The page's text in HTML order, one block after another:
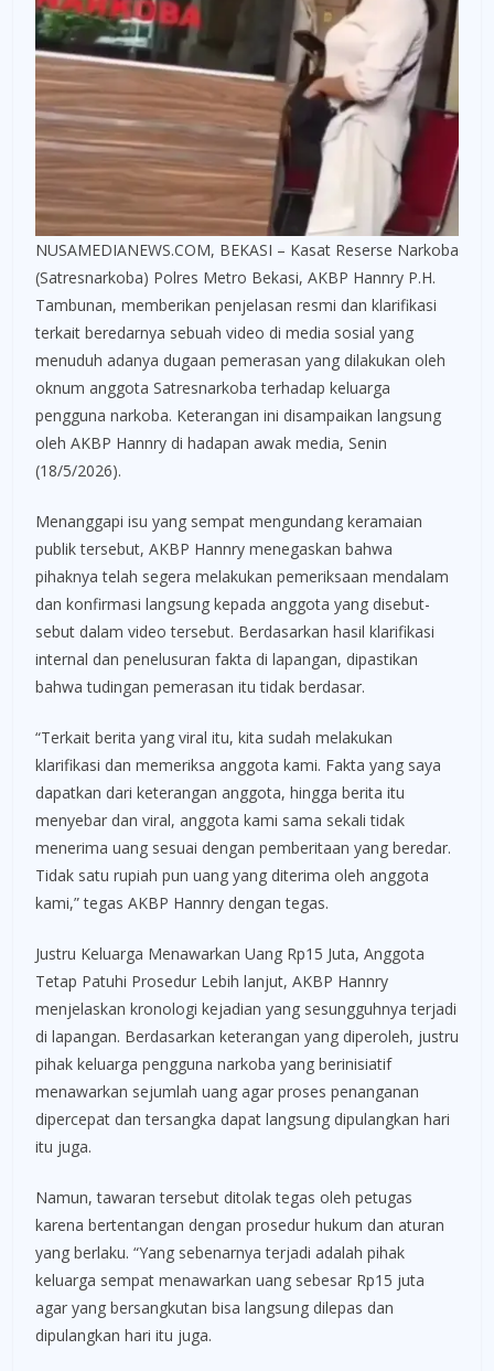
NUSAMEDIANEWS.COM, BEKASI – Kasat Reserse Narkoba
(Satresnarkoba) Polres Metro Bekasi, AKBP Hannry P.H.
Tambunan, memberikan penjelasan resmi dan klarifikasi
terkait beredarnya sebuah video di media sosial yang
menuduh adanya dugaan pemerasan yang dilakukan oleh
oknum anggota Satresnarkoba terhadap keluarga
pengguna narkoba. Keterangan ini disampaikan langsung
oleh AKBP Hannry di hadapan awak media, Senin
(18/5/2026).
Menanggapi isu yang sempat mengundang keramaian
publik tersebut, AKBP Hannry menegaskan bahwa
pihaknya telah segera melakukan pemeriksaan mendalam
dan konfirmasi langsung kepada anggota yang disebut-
sebut dalam video tersebut. Berdasarkan hasil klarifikasi
internal dan penelusuran fakta di lapangan, dipastikan
bahwa tudingan pemerasan itu tidak berdasar.
“Terkait berita yang viral itu, kita sudah melakukan
klarifikasi dan memeriksa anggota kami. Fakta yang saya
dapatkan dari keterangan anggota, hingga berita itu
menyebar dan viral, anggota kami sama sekali tidak
menerima uang sesuai dengan pemberitaan yang beredar.
Tidak satu rupiah pun uang yang diterima oleh anggota
kami,” tegas AKBP Hannry dengan tegas.
Justru Keluarga Menawarkan Uang Rp15 Juta, Anggota
Tetap Patuhi Prosedur Lebih lanjut, AKBP Hannry
menjelaskan kronologi kejadian yang sesungguhnya terjadi
di lapangan. Berdasarkan keterangan yang diperoleh, justru
pihak keluarga pengguna narkoba yang berinisiatif
menawarkan sejumlah uang agar proses penanganan
dipercepat dan tersangka dapat langsung dipulangkan hari
itu juga.
Namun, tawaran tersebut ditolak tegas oleh petugas
karena bertentangan dengan prosedur hukum dan aturan
yang berlaku. “Yang sebenarnya terjadi adalah pihak
keluarga sempat menawarkan uang sebesar Rp15 juta
agar yang bersangkutan bisa langsung dilepas dan
dipulangkan hari itu juga.